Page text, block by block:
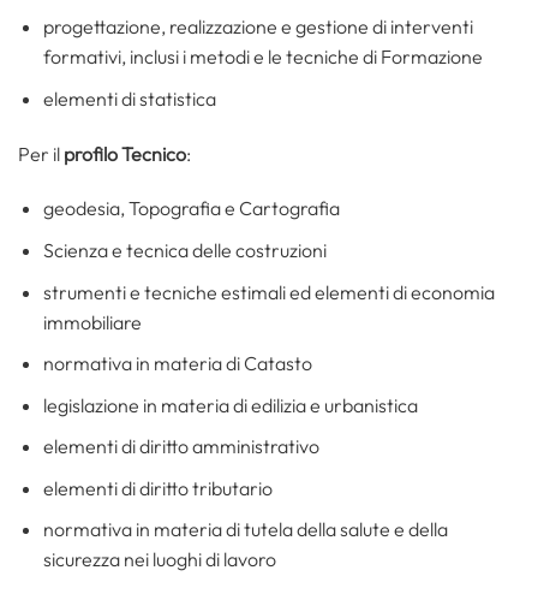
progettazione, realizzazione e gestione di interventi
formativi, inclusi i metodi e le tecniche di Formazione
elementi di statistica
Per il profilo Tecnico:
geodesia, Topografia e Cartografia
Scienza e tecnica delle costruzioni
strumenti e tecniche estimali ed elementi di economia
immobiliare
normativa in materia di Catasto
legislazione in materia di edilizia e urbanistica
elementi di diritto amministrativo
elementi di diritto tributario
normativa in materia di tutela della salute e della
sicurezza nei luoghi di lavoro